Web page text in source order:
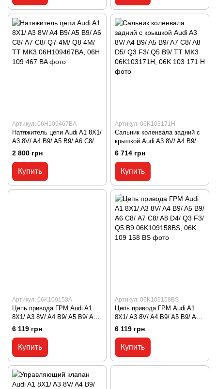
Артикул: 06H109467BA
Натяжитель цепи Audi A1 8X1/
A3 8V/ A4 B9/ A5 B9/ A6 С8/
A7 C8/ Q7 4M/ Q8 4M/ TT MK3
06H109467BA, 06H 109 467 BA
2 800 грн
Купить
Артикул: 06K103171H
Сальник коленвала задний с
крышкой Audi A3 8V/ A4 B9/ A5
B9/ A7 C8/ A8 D5/ Q3 F3/ Q5
B9/ TT MK3 06K103171H, 06K
103 171 H
6 714 грн
Купить
Артикул: 06K109158A
Цепь привода ГРМ Audi A1
8X1/ A3 8V/ A4 B9/ A5 B9/ A6
С8/ A7 C8/ A8 D4/ Q3 F3/ Q5
B9 06K109158A, 06K 109 158 A
6 119 грн
Купить
Артикул: 06K109158BS
Цепь привода ГРМ Audi A1
8X1/ A3 8V/ A4 B9/ A5 B9/ A6
С8/ A7 C8/ A8 D4/ Q3 F3/ Q5
B9 06K109158BS, 06K 109 158
BS
6 119 грн
Купить